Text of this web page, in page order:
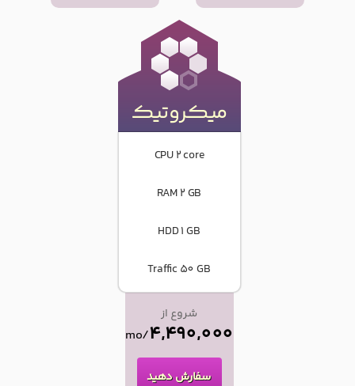
میکروتیک
CPU 2 core
RAM 2 GB
HDD 1 GB
Traffic 50 GB
شروع از
4,490,000
/mo
سفارش دهید